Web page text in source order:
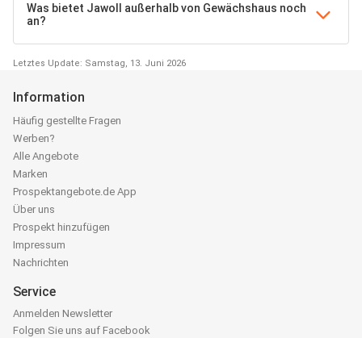
Was bietet Jawoll außerhalb von Gewächshaus noch
an?
Letztes Update: Samstag, 13. Juni 2026
Information
Häufig gestellte Fragen
Werben?
Alle Angebote
Marken
Prospektangebote.de App
Über uns
Prospekt hinzufügen
Impressum
Nachrichten
Service
Anmelden Newsletter
Folgen Sie uns auf Facebook